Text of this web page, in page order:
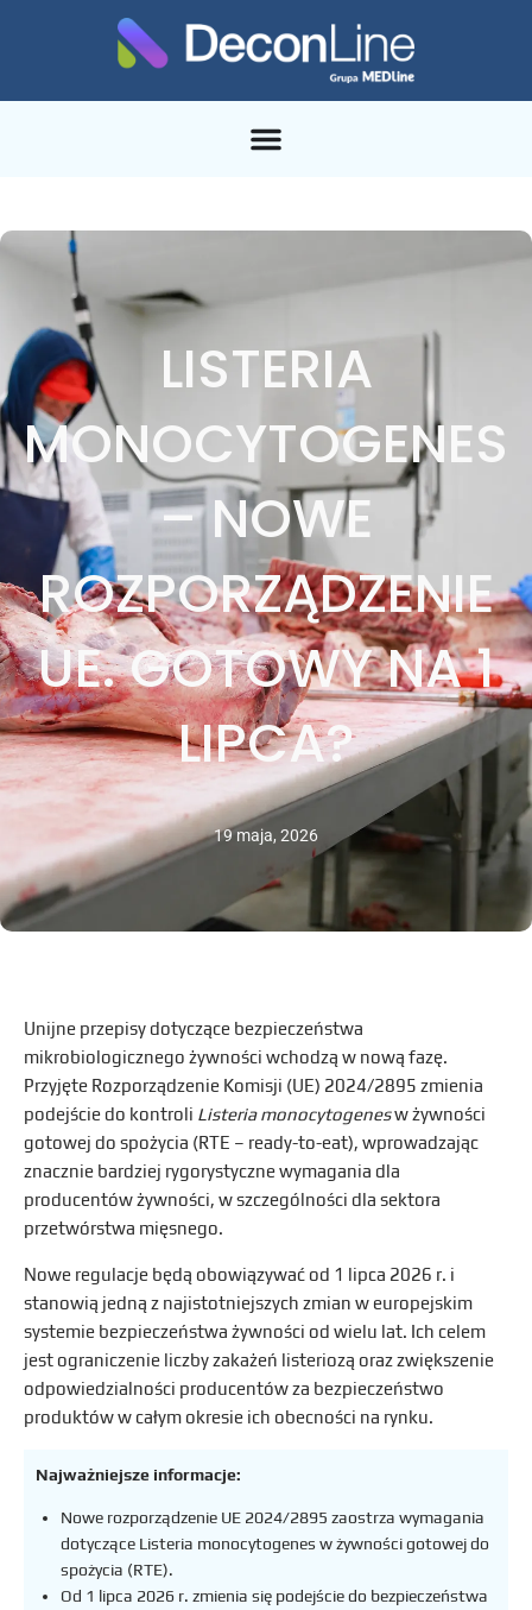
LISTERIA
MONOCYTOGENES
– NOWE
ROZPORZĄDZENIE
UE. GOTOWY NA 1
LIPCA?
19 maja, 2026
Unijne przepisy dotyczące bezpieczeństwa
mikrobiologicznego żywności wchodzą w nową fazę.
Przyjęte Rozporządzenie Komisji (UE) 2024/2895 zmienia
podejście do kontroli Listeria monocytogenesw żywności
gotowej do spożycia (RTE – ready-to-eat), wprowadzając
znacznie bardziej rygorystyczne wymagania dla
producentów żywności, w szczególności dla sektora
przetwórstwa mięsnego.
Nowe regulacje będą obowiązywać od 1 lipca 2026 r. i
stanowią jedną z najistotniejszych zmian w europejskim
systemie bezpieczeństwa żywności od wielu lat. Ich celem
jest ograniczenie liczby zakażeń listeriozą oraz zwiększenie
odpowiedzialności producentów za bezpieczeństwo
produktów w całym okresie ich obecności na rynku.
Najważniejsze informacje:
Nowe rozporządzenie UE 2024/2895 zaostrza wymagania
dotyczące Listeria monocytogenes w żywności gotowej do
spożycia (RTE).
Od 1 lipca 2026 r. zmienia się podejście do bezpieczeństwa